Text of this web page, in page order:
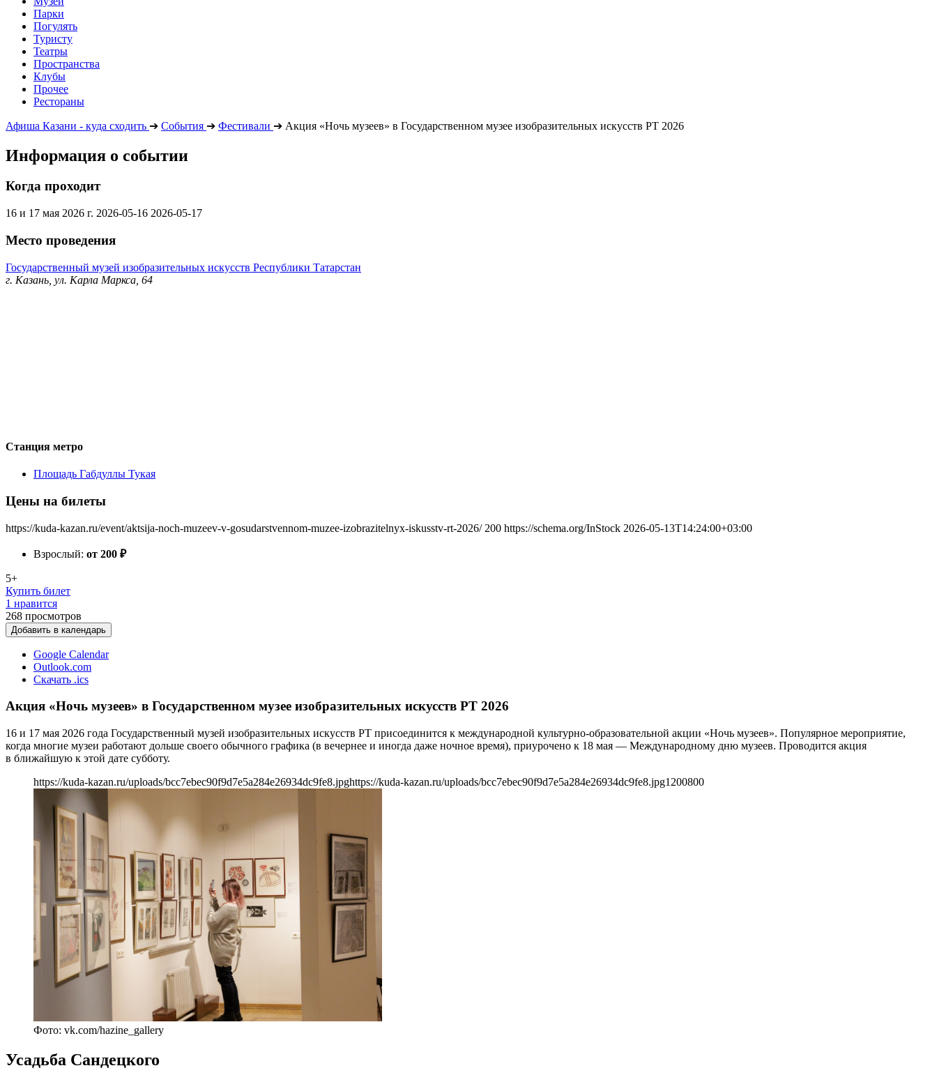
Парки
Погулять
Туристу
Театры
Пространства
Клубы
Прочее
Рестораны
Афиша Казани - куда сходить ➔ События ➔ Фестивали ➔ Акция «Ночь музеев» в Государственном музее изобразительных искусств РТ 2026
Информация о событии
Когда проходит
16 и 17 мая 2026 г. 2026-05-16 2026-05-17
Место проведения
Государственный музей изобразительных искусств Республики Татарстан
г. Казань, ул. Карла Маркса, 64
Станция метро
Площадь Габдуллы Тукая
Цены на билеты
https://kuda-kazan.ru/event/aktsija-noch-muzeev-v-gosudarstvennom-muzee-izobrazitelnyx-iskusstv-rt-2026/ 200 https://schema.org/InStock 2026-05-13T14:24:00+03:00
Взрослый: от 200 ₽
5+
Купить билет
1 нравится
268 просмотров
Добавить в календарь
Google Calendar
Outlook.com
Скачать .ics
Акция «Ночь музеев» в Государственном музее изобразительных искусств РТ 2026
16 и 17 мая 2026 года Государственный музей изобразительных искусств РТ присоединится к международной культурно-образовательной акции «Ночь музеев». Популярное мероприятие,
когда многие музеи работают дольше своего обычного графика (в вечернее и иногда даже ночное время), приурочено к 18 мая — Международному дню музеев. Проводится акция
в ближайшую к этой дате субботу.
https://kuda-kazan.ru/uploads/bcc7ebec90f9d7e5a284e26934dc9fe8.jpghttps://kuda-kazan.ru/uploads/bcc7ebec90f9d7e5a284e26934dc9fe8.jpg1200800
Фото: vk.com/hazine_gallery
Усадьба Сандецкого